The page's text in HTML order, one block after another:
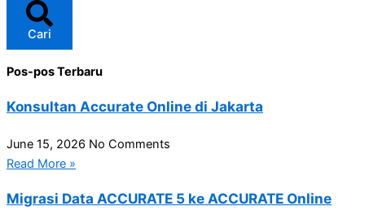
Cari
Pos-pos Terbaru
Konsultan Accurate Online di Jakarta
June 15, 2026 No Comments
Read More »
Migrasi Data ACCURATE 5 ke ACCURATE Online